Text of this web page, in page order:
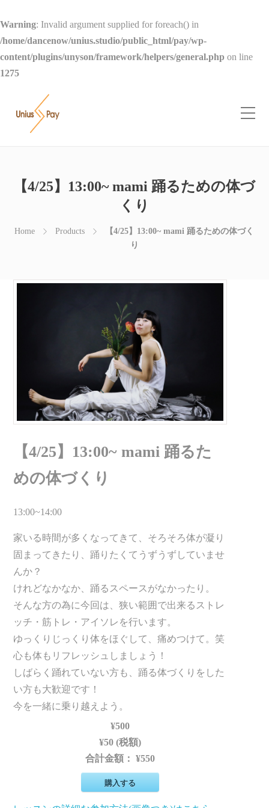
Warning: Invalid argument supplied for foreach() in
/home/dancenow/unius.studio/public_html/pay/wp-
content/plugins/unyson/framework/helpers/general.php on line
1275
【4/25】13:00~ mami 踊るための体づ
くり
Home Products
【4/25】13:00~ mami 踊るための体づく
り
【4/25】13:00~ mami 踊るた
めの体づくり
13:00~14:00
家いる時間が多くなってきて、そろそろ体が凝り
固まってきたり、踊りたくてうずうずしていませ
んか？
けれどなかなか、踊るスペースがなかったり。
そんな方の為に今回は、狭い範囲で出来るストレ
ッチ・筋トレ・アイソレを行います。
ゆっくりじっくり体をほぐして、痛めつけて。笑
心も体もリフレッシュしましょう！
しばらく踊れていない方も、踊る体づくりをした
い方も大歓迎です！
今を一緒に乗り越えよう。
¥500
¥50 (税額)
合計金額：¥550
購入する